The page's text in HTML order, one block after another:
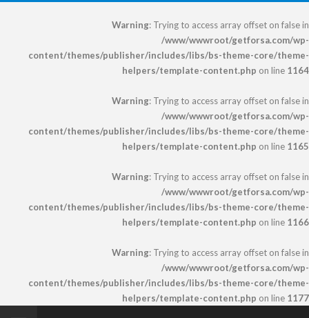
Warning: Trying to access array offset on false in
/www/wwwroot/getforsa.com/wp-
content/themes/publisher/includes/libs/bs-theme-core/theme-
helpers/template-content.php on line 1164
Warning: Trying to access array offset on false in
/www/wwwroot/getforsa.com/wp-
content/themes/publisher/includes/libs/bs-theme-core/theme-
helpers/template-content.php on line 1165
Warning: Trying to access array offset on false in
/www/wwwroot/getforsa.com/wp-
content/themes/publisher/includes/libs/bs-theme-core/theme-
helpers/template-content.php on line 1166
Warning: Trying to access array offset on false in
/www/wwwroot/getforsa.com/wp-
content/themes/publisher/includes/libs/bs-theme-core/theme-
helpers/template-content.php on line 1177